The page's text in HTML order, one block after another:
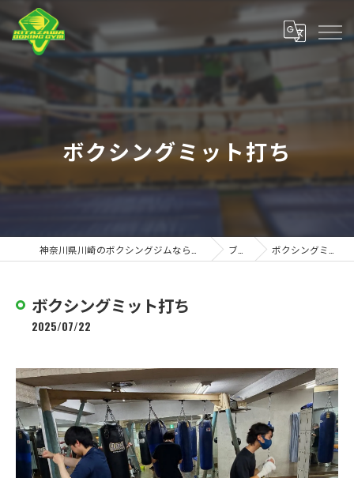
ボクシングミット打ち
ブログ ボクシングミット打ち
ボクシングミット打ち
2025/07/22